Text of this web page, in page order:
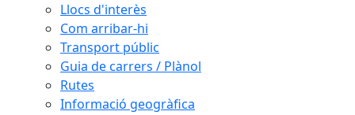
Llocs d'interès
Com arribar-hi
Transport públic
Guia de carrers / Plànol
Rutes
Informació geogràfica